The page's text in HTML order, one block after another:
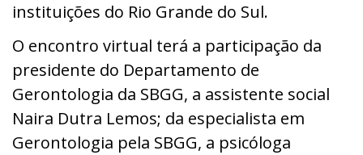
instituições do Rio Grande do Sul.
O encontro virtual terá a participação da
presidente do Departamento de
Gerontologia da SBGG, a assistente social
Naira Dutra Lemos; da especialista em
Gerontologia pela SBGG, a psicóloga